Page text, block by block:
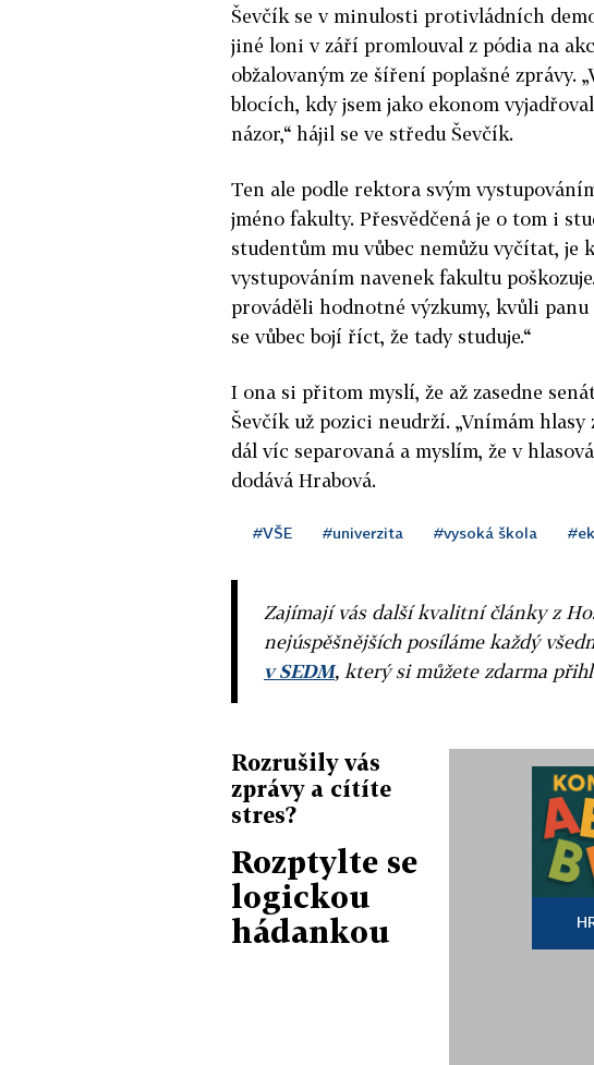
Ševčík se v minulosti protivládních
jiné loni v září promlouval z pódia na
obžalovaným ze šíření poplašné zprávy.
blocích, kdy jsem jako ekonom
názor,“ hájil se ve středu Ševčík.
Ten ale podle rektora svým
jméno fakulty. Přesvědčená je o tom i
studentům mu vůbec nemůžu vyčítat, je
vystupováním navenek fakultu
prováděli hodnotné výzkumy, kvůli
se vůbec bojí říct, že tady studuje.“
I ona si přitom myslí, že až zasedne
Ševčík už pozici neudrží. „Vnímám
dál víc separovaná a myslím, že v
dodává Hrabová.
#VŠE #univerzita #vysoká škola
Zajímají vás další kvalitní články z
nejúspěšnějších posíláme každý
v SEDM, který si můžete zdarma
Rozrušily vás
zprávy a cítíte
stres?
Rozptylte se
logickou
hádankou